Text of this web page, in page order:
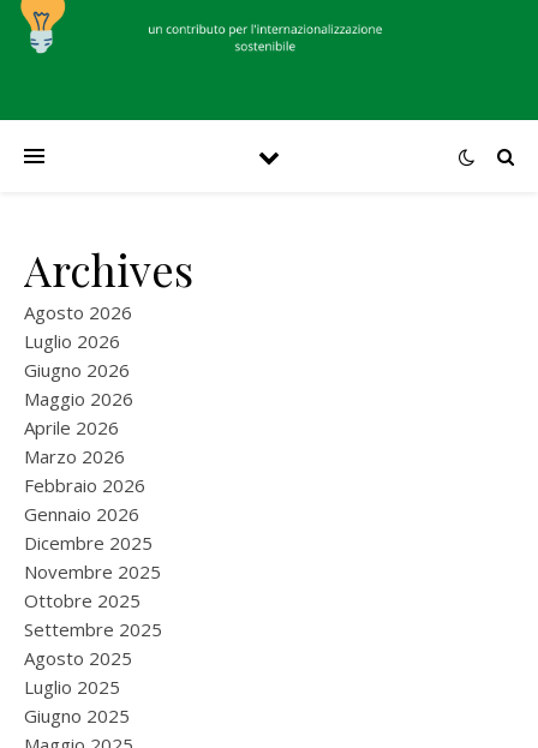
Archives
Agosto 2026
Luglio 2026
Giugno 2026
Maggio 2026
Aprile 2026
Marzo 2026
Febbraio 2026
Gennaio 2026
Dicembre 2025
Novembre 2025
Ottobre 2025
Settembre 2025
Agosto 2025
Luglio 2025
Giugno 2025